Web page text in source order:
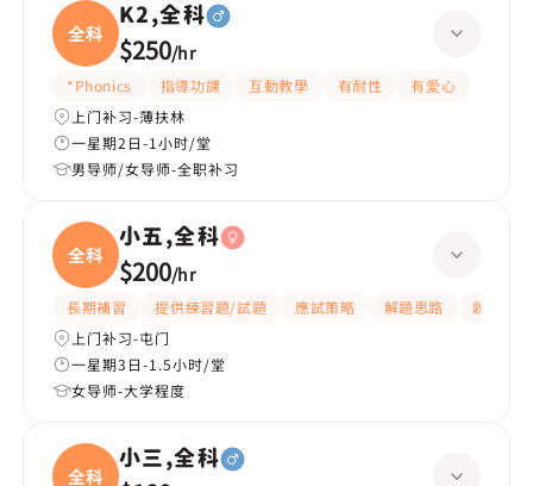
全科
K2,全科
$250/hr
*Phonics 指導功課 互動教學 有耐性
有愛心
上门补习-薄扶林
一星期2日-1小时/堂
男导师/女导师-全职补习
全科
小五,全科
$200/hr
長期補習 提供練習題/試題 應試策略 解題思路
題目講解
上门补习-屯门
一星期3日-1.5小时/堂
女导师-大学程度
全科
小三,全科